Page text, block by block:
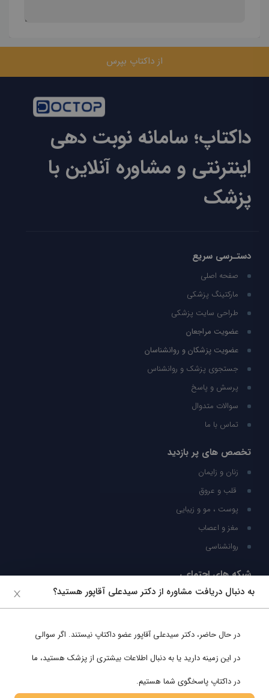
از داکتاپ بپرس
داکتاپ؛ سامانه نوبت دهی
اینترنتی و مشاوره آنلاین با
پزشک
دستـرسی سریع
صفحه اصلی
مارکتینگ پزشکی
طراحی سایت پزشکی
عضویت مراجعان
عضویت پزشکان و روانشناسان
جستجوی پزشک و روانشناس
پرسش و پاسخ
سوالات متدوال
تماس با ما
تخصص های پر بازدید
زنان و زایمان
قلب و عروق
پوست ، مو و زیبایی
مغز و اعصاب
روانشناسی
شبکه های اجتماعی
ما را در شبکه های اجتماعی دنبال کنید
به دنبال دریافت مشاوره از دکتر سیدعلی آقاپور هستید؟
در حال حاضر، دکتر سیدعلی آقاپور عضو داکتاپ نیستند. اگر سوالی
در این زمینه دارید یا به دنبال اطلاعات بیشتری از پزشک هستید، ما
در داکتاپ پاسخگوی شما هستیم.